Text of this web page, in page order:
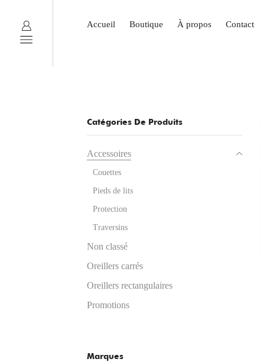
Accueil Boutique À propos Contact
Catégories De Produits
Accessoires
Couettes
Pieds de lits
Protection
Traversins
Non classé
Oreillers carrés
Oreillers rectangulaires
Promotions
Marques